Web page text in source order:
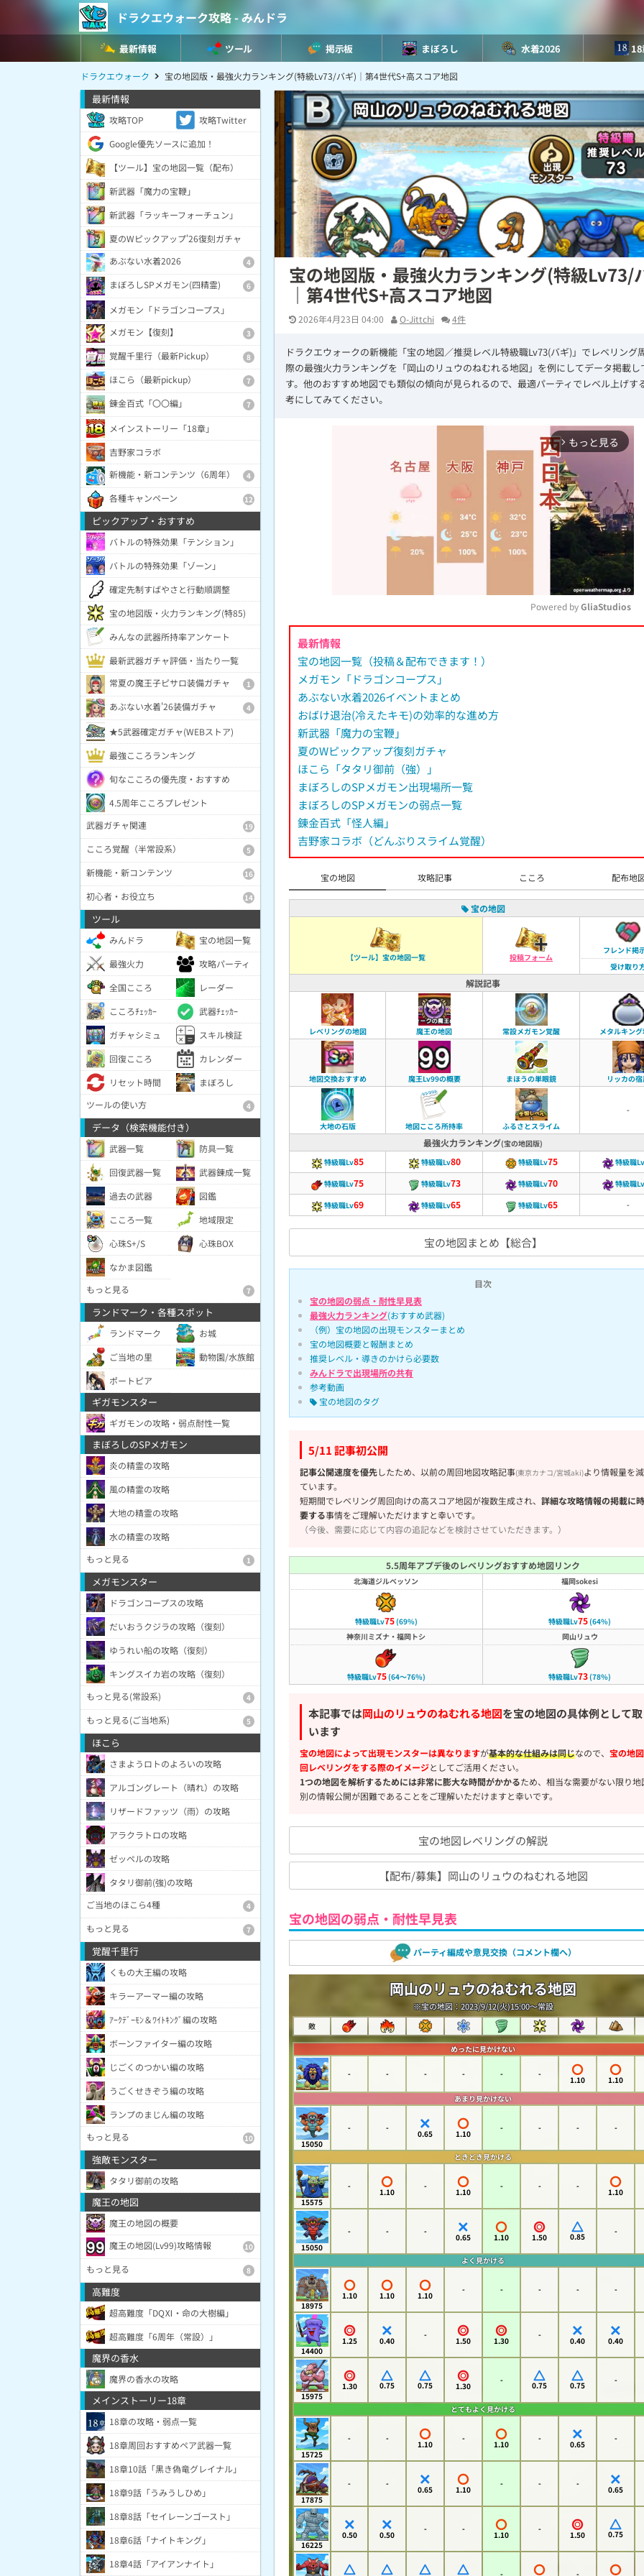
ドラクエウォーク攻略 - みんドラ
最新情報 ツール 掲示板 まぼろし 水着2026 18
ドラクエウォーク 宝の地図版・最強火力ランキング(特級Lv73/バギ)｜第4世代S+高スコア地図
宝の地図版・最強火力ランキング(特級Lv73/
｜第4世代S+高スコア地図
2026年4月23日 04:00 O-Jittchi 4件
ドラクエウォークの新機能「宝の地図／推奨レベル特級職Lv73(バギ)」でレベリング
際の最強火力ランキングを「岡山のリュウのねむれる地図」を例にしてデータ掲載し
す。他のおすすめ地図でも類似の傾向が見られるので、最適パーティでレベル上げす
考にしてみてください。
arrow_forward_ios もっと見る
Powered by GliaStudios
最新情報
宝の地図一覧（投稿＆配布できます！）
メガモン「ドラゴンコープス」
あぶない水着2026イベントまとめ
おばけ退治(冷えたキモ)の効率的な進め方
新武器「魔力の宝鞭」
夏のWピックアップ復刻ガチャ
ほこら「タタリ御前（強）」
まぼろしのSPメガモン出現場所一覧
まぼろしのSPメガモンの弱点一覧
錬金百式「怪人編」
吉野家コラボ（どんぶりスライム覚醒）
宝の地図 攻略記事 こころ 配布地
宝の地図
【ツール】宝の地図一覧 投稿フォーム
フレンド掲
受け取り
解説記事
レベリングの地図 魔王の地図 常設メガモン覚醒 メタルキン
地図交換おすすめ 魔王Lv99の概要 まほうの単眼鏡 リッカの
大地の石版 地図こころ所持率 ふるさとスライム
-
最強火力ランキング(宝の地図版)
特級職Lv85 特級職Lv80 特級職Lv75
特級職Lv
特級職Lv75 特級職Lv73 特級職Lv70
特級職Lv
特級職Lv69 特級職Lv65 特級職Lv65 -
宝の地図まとめ【総合】
目次
宝の地図の弱点・耐性早見表
最強火力ランキング(おすすめ武器)
（例）宝の地図の出現モンスターまとめ
宝の地図概要と報酬まとめ
推奨レベル・導きのかけら必要数
みんドラで出現場所の共有
参考動画
宝の地図のタグ
5/11 記事初公開
記事公開速度を優先したため、以前の周回地図攻略記事(東京カナコ/宮城aki)より情報量を
ています。
短期間でレベリング周回向けの高スコア地図が複数生成され、 詳細な攻略情報の掲載に
要する事情をご理解いただけますと幸いです。
（今後、需要に応じて内容の追記などを検討させていただきます。）
5.5周年アプデ後のレベリングおすすめ地図リンク
北海道ジルベッソン
特級職Lv75(69%)
福岡sokesi
特級職Lv75(64%)
神奈川ミズナ・福岡トシ
特級職Lv75(64～76%)
岡山リュウ
特級職Lv73(78%)
本記事では岡山のリュウのねむれる地図を宝の地図の具体例として
います
宝の地図によって出現モンスターは異なりますが基本的な仕組みは同じなので、 宝の地
回レベリングをする際のイメージとしてご活用ください。
1つの地図を解析するためには非常に膨大な時間がかかるため、相当な需要がない限り地
別の情報公開が困難であることをご理解いただけますと幸いです。
宝の地図レベリングの解説
【配布/募集】岡山のリュウのねむれる地図
宝の地図の弱点・耐性早見表
パーティ編成や意見交換（コメント欄へ）
岡山のリュウのねむれる地図
※宝の地図：2023/9/12(火)15:00～常設
敵
めったに見かけない
- - - - - -
1.10
1.10
あまり見かけない
15050
- -
0.65 1.10
- - - -
ときどき見かける
15575
-
1.10
-
1.10
- - -
1.10
15050
- - -
0.65 1.10 1.50 0.85 -
よく見かける
18975
1.10 1.10 1.10
- - - - -
14400
1.25 0.40
-
1.50 1.30
-
0.40 0.40
15975
1.30 0.75 0.75 1.30
- 0.75 0.75 -
とてもよく見かける
15725
- -
1.10
-
1.10
-
0.65
-
17875
- -
0.65 1.10
- - -
0.65
16225
0.50 0.50
- -
1.10
-
1.50 0.75
- -
最新情報
攻略TOP
攻略Twitter
Google優先ソースに追加！
【ツール】宝の地図一覧（配布）
新武器「魔力の宝鞭」
新武器「ラッキーフォーチュン」
夏のWピックアップ'26復刻ガチャ
あぶない水着2026
4
まぼろしSPメガモン(四精霊) 6
メガモン「ドラゴンコープス」
メガモン【復刻】
3
覚醒千里行（最新Pickup） 8
ほこら（最新pickup） 7
錬金百式「〇〇編」 7
メインストーリー「18章」
吉野家コラボ
新機能・新コンテンツ（6周年）
4
各種キャンペーン 12
ピックアップ・おすすめ
バトルの特殊効果「テンション」
バトルの特殊効果「ゾーン」
確定先制すばやさと行動順調整
宝の地図版・火力ランキング(特85)
みんなの武器所持率アンケート
最新武器ガチャ評価・当たり一覧
常夏の魔王子ピサロ装備ガチャ
1
あぶない水着'26装備ガチャ 4
★5武器確定ガチャ(WEBストア)
最強こころランキング
旬なこころの優先度・おすすめ
4.5周年こころプレゼント
武器ガチャ関連
19
こころ覚醒（半常設系） 5
新機能・新コンテンツ 16
初心者・お役立ち 14
ツール
みんドラ
宝の地図一覧
最強火力
攻略パーティ
全国こころ
レーダー
こころﾁｪｯｶｰ
武器ﾁｪｯｶｰ
ガチャシミュ
スキル検証
回復こころ
カレンダー
リセット時間
まぼろし
ツールの使い方
4
データ（検索機能付き）
武器一覧
防具一覧
回復武器一覧
武器錬成一覧
過去の武器
図鑑
こころ一覧
地域限定
心珠S+/S
心珠BOX
なかま図鑑
もっと見る
7
ランドマーク・各種スポット
ランドマーク
お城
ご当地の里
動物園/水族館
ポートピア
ギガモンスター
ギガモンの攻略・弱点耐性一覧
まぼろしのSPメガモン
炎の精霊の攻略
風の精霊の攻略
大地の精霊の攻略
水の精霊の攻略
もっと見る
1
メガモンスター
ドラゴンコープスの攻略
だいおうクジラの攻略（復刻）
ゆうれい船の攻略（復刻）
キングスイカ岩の攻略（復刻）
もっと見る(常設系)
4
もっと見る(ご当地系) 5
ほこら
さまようロトのよろいの攻略
アルゴングレート（晴れ）の攻略
リザードファッツ（雨）の攻略
アラクラトロの攻略
ゼッペルの攻略
タタリ御前(強)の攻略
ご当地のほこら4種
4
もっと見る 7
覚醒千里行
くもの大王編の攻略
キラーアーマー編の攻略
ｱｰｸﾃﾞｰﾓﾝ＆ﾜｲﾄｷﾝｸﾞ編の攻略
ボーンファイター編の攻略
じごくのつかい編の攻略
うごくせきぞう編の攻略
ランプのまじん編の攻略
もっと見る
10
強敵モンスター
タタリ御前の攻略
魔王の地図
魔王の地図の概要
魔王の地図(Lv99)攻略情報
10
もっと見る 8
高難度
超高難度「DQⅪ・命の大樹編」
超高難度「6周年（常設）」
魔界の香水
魔界の香水の攻略
メインストーリー18章
18章の攻略・弱点一覧
18章周回おすすめペア武器一覧
18章10話「黒き偽竜グレイナル」
18章9話「うみうしひめ」
18章8話「セイレーンゴースト」
18章6話「ナイトキング」
18章4話「アイアンナイト」